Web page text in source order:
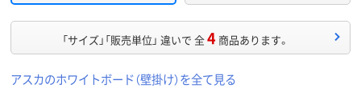
「サイズ」「販売単位」 違いで 全4 商品あります。
アスカのホワイトボード（壁掛け）を全て見る